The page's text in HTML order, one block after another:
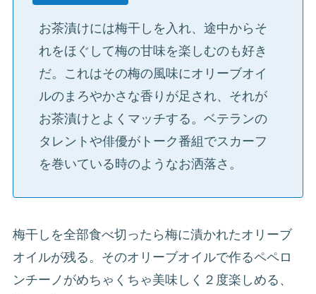
お茶漬けには梅干しを入れ、途中からそ
れをほぐして梅の甘味を楽しむのも好き
だ。これはその梅の風味にオリーブオイ
ルのまろやかさな香りが足され、それが
お茶漬けとよくマッチする。ベテランの
タレントや俳優がトーク番組でスカーフ
を巻いている時のようなお洒落さ。
梅干しを全部食べ切ったら梅に漬かれたオリーブ
オイルが残る。そのオリーブオイルで作るペペロ
ンチーノがめちゃくちゃ美味しく２度楽しめる、